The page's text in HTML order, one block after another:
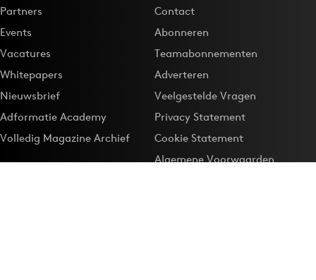
Partners
Events
Vacatures
Whitepapers
Nieuwsbrief
Adformatie Academy
Volledig Magazine Archief
Contact
Abonneren
Teamabonnementen
Adverteren
Veelgestelde Vragen
Privacy Statement
Cookie Statement
Algemene Voorwaarden